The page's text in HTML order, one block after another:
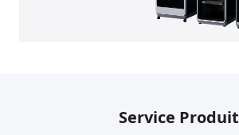
Service Produit